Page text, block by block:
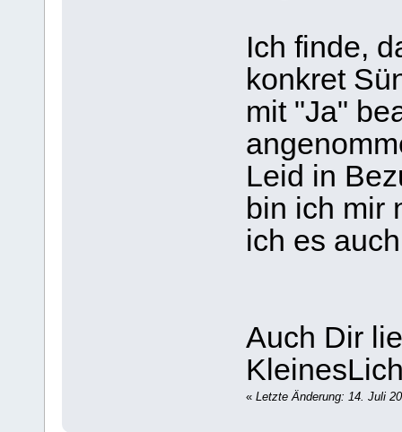
Ich finde,
konkret
mit "Ja"
Leid in
bin ich mir
ich es
Auch Dir
« Letzte Änderung: 14. Juli